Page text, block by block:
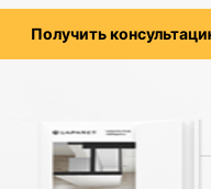
Получить